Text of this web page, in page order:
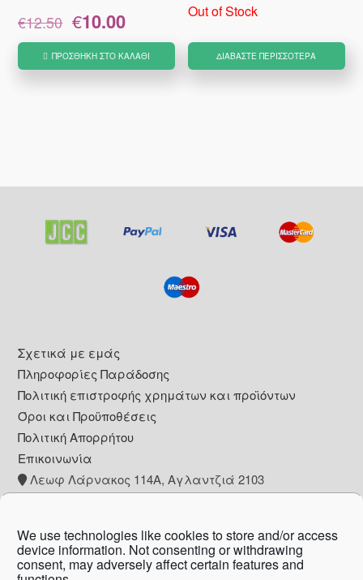
We use technologies like cookies to store and/or access
device information. Not consenting or withdrawing
consent, may adversely affect certain features and
€12.50
Original
price
was:
€12.50.
€10.00
τιμή
είναι:
ΠΡΟΣΘΉΚΗ ΣΤΟ ΚΑΛΆΘΙ
Out of Stock
ΔΙΑΒΆΣΤΕ ΠΕΡΙΣΣΌΤΕΡΑ
Footer
Σχετικά με εμάς
Πληροφορίες Παράδοσης
Πολιτική επιστροφής χρημάτων και προϊόντων
Όροι και Προϋποθέσεις
Πολιτική Απορρήτου
Επικοινωνία
Λεωφ Λάρνακος 114Α, Αγλαντζιά 2103